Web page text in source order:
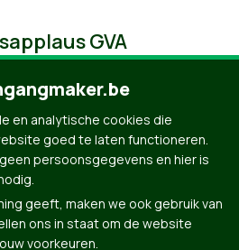
GVA
en analytische cookies die
goed te laten functioneren.
persoonsgegevens en hier is
geeft, maken we ook gebruik van
ons in staat om de website
voorkeuren.